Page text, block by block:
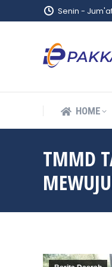
Senin -
HOME
TMMD
HOME